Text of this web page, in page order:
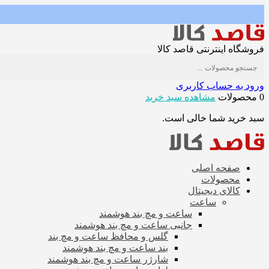
فروشگاه اینترنتی قاصد کالا
ورود به حساب کاربری
0 محصولات
مشاهده سبد خرید
سبد خرید شما خالی است.
صفحه اصلی
محصولات
کالای دیجیتال
ساعت
ساعت و مچ بند هوشمند
جانبی ساعت و مچ بند هوشمند
گلس و محافظ ساعت و مچ بند
بند ساعت و مچ بند هوشمند
شارژر ساعت و مچ بند هوشمند